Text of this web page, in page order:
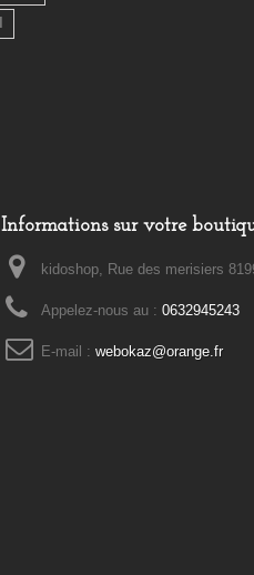
Informations sur votre
kidoshop, Rue des merisiers
Appelez-nous au : 0632945243
E-mail : webokaz@orange.fr